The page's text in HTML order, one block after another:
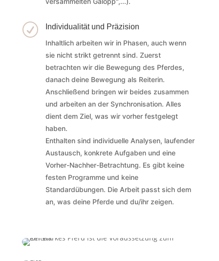
R
Individualität und Präzision
Inhaltlich arbeiten wir in Phasen, auch wenn
sie nicht strikt getrennt sind. Zuerst
betrachten wir die Bewegung des Pferdes,
danach deine Bewegung als Reiterin.
Anschließend bringen wir beides zusammen
und arbeiten an der Synchronisation. Alles
dient dem Ziel, was wir vorher festgelegt
haben.
Enthalten sind individuelle Analysen, laufender
Austausch, konkrete Aufgaben und eine
Vorher-Nachher-Betrachtung. Es gibt keine
festen Programme und keine
Standardübungen. Die Arbeit passt sich dem
an, was deine Pferde und du/ihr zeigen.